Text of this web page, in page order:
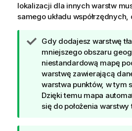
lokalizacji dla innych warstw
samego układu współrzędnych,
W
s
k
a
z
ó
w
Gdy dodajesz warstwę
mniejszego obszaru
niestandardową mapę
warstwę zawierającą
warstwa punktów, w tym
Dzięki temu mapa
się do położenia warstwy